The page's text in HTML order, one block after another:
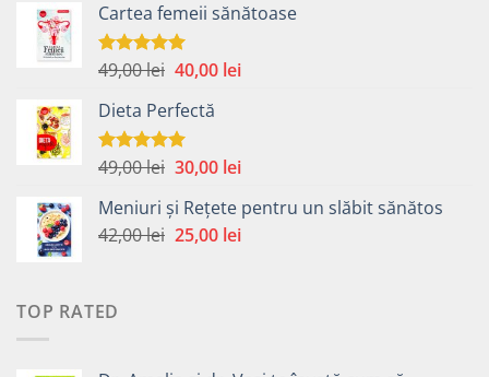
a
fost:
59,00 lei.
este:
Cartea femeii sănătoase
Evaluat la
49,00lei Prețul
a
fost:
49,00 lei.
40,00 leiPrețul
Dieta Perfectă
Evaluat la
49,00lei Prețul
a
fost:
30,00 leiPrețul
este:
30,00 lei.
Meniuri și Rețete pentru un slăbit sănătos
42,00lei Prețul
25,00 leiPrețul
TOP RATED